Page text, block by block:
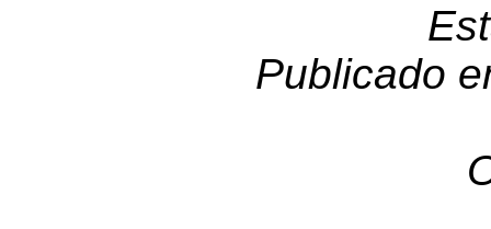
Publicado